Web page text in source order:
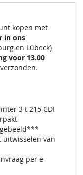
kopen met
in ons
en Lübeck)
voor 13.00
3 t 215 CDI
uitwisselen van
per e-